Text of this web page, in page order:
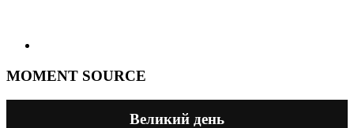
MOMENT SOURCE
Великий день